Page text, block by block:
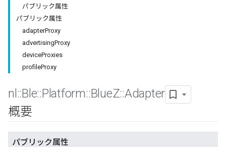
パブリック属性
パブリック属性
adapterProxy
advertisingProxy
deviceProxies
profileProxy
nl ::Ble::Platform::BlueZ::Adapter
概要
パブリック属性